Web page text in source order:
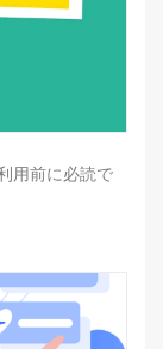
用前に必読で